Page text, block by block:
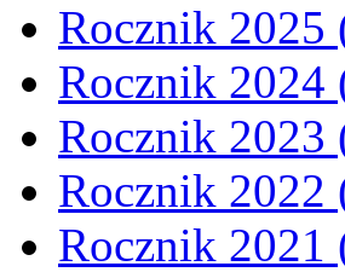
Rocznik 2025
Rocznik 2024
Rocznik 2023
Rocznik 2022
Rocznik 2021